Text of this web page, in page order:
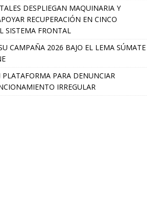
DESPLIEGAN MAQUINARIA Y
RECUPERACIÓN EN CINCO
SISTEMA FRONTAL
CAMPAÑA 2026 BAJO EL LEMA SÚMATE
PARA DENUNCIAR
IRREGULAR